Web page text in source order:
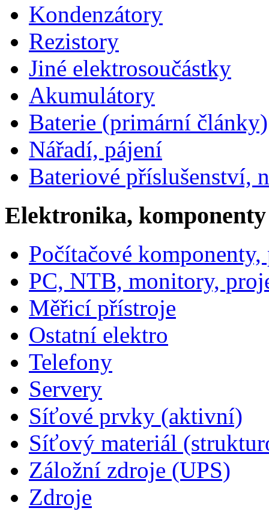
Kondenzátory
Rezistory
Jiné elektrosoučástky
Akumulátory
Baterie (primární články)
Nářadí, pájení
Bateriové příslušenství,
Elektronika, komponenty
Počítačové
PC, NTB, monitory,
Měřicí přístroje
Ostatní elektro
Telefony
Servery
Síťové prvky (aktivní)
Síťový materiál
Záložní zdroje (UPS)
Zdroje